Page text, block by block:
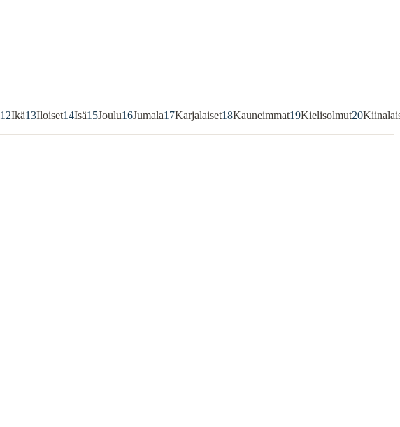
12Ikä13Iloiset14Isä15Joulu16Jumala17Karjalaiset18Kauneimmat19Kielisolmut20